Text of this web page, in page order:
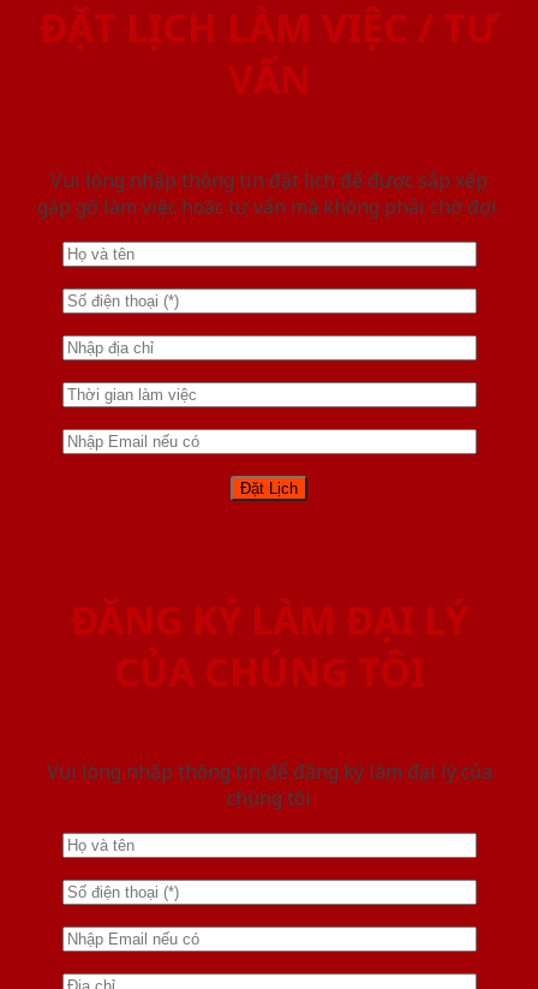
ĐẶT LỊCH LÀM VIỆC / TƯ
VẤN
Vui lòng nhập thông tin đặt lịch để được sắp xếp
gặp gỡ làm việc hoăc tư vấn mà không phải chờ đợi.
ĐĂNG KÝ LÀM ĐẠI LÝ
CỦA CHÚNG TÔI
Vui lòng nhập thông tin để đăng ký làm đại lý của
chúng tôi